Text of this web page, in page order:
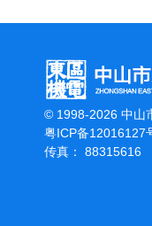
© 1998-2026 中山
粤ICP备12016127
传真： 88315616